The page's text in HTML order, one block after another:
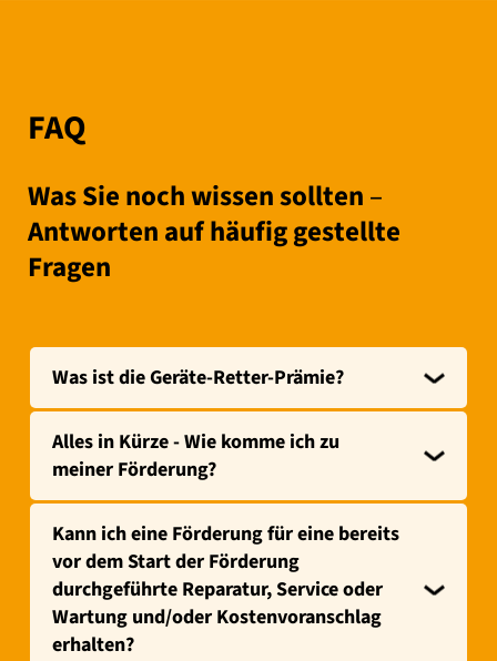
FAQ
Was Sie noch wissen sollten–
Antworten auf häufig gestellte
Fragen
Was ist die Geräte-Retter-Prämie?
Alles in Kürze - Wie komme ich zu
meiner Förderung?
Kann ich eine Förderung für eine bereits
vor dem Start der Förderung
durchgeführte Reparatur, Service oder
Wartung und/oder Kostenvoranschlag
erhalten?